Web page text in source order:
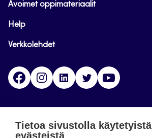
Avoimet oppimateriaalit
Help
Verkkolehdet
FacebookInstagramLinkedinTwitter
Tietoa sivustolla käytetyistä
evästeistä